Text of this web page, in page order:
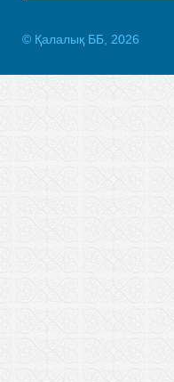
© Қалалық ББ, 2026